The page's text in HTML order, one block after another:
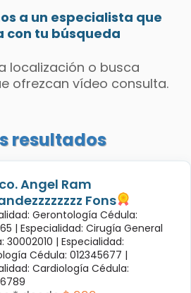
a un especialista que
con tu búsqueda
localización o busca
ofrezcan vídeo consulta.
resultados
Angel Ram
Fons
Gerontología Cédula:
| Especialidad: Cirugía General
30002010 | Especialidad:
Cédula: 012345677 |
Cardiología Cédula: